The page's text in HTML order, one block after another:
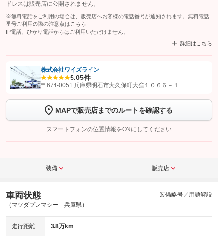
ドレスは販売店に公開されません。
※無料電話をご利用の場合は、販売店へお客様の電話番号が通知されます。無料電話
番号ご利用の際の注意点は こちら
IP電話、ひかり電話からはご利用いただけません。
詳細はこちら
【STEP1】認証画面でグーネットを友だち追加してから「許可する」ボタンを押
トーク画面で
ボタンをタップして問い合わせを
完了してください。
こちら
株式会社ワイズライン
5.05件
〒674-0051 兵庫県明石市大久保町大窪１０６６－１
MAPで販売店までのルートを確認する
スマートフォンの位置情報をONにしてください
装備 販売店
車両状態
（マツダプレマシー 兵庫県）
装備略号／用語解説
走行距離 3.8万km